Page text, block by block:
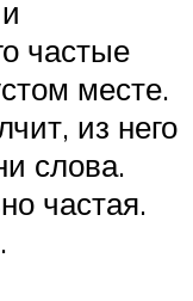
частые
месте.
из него
слова.
частая.